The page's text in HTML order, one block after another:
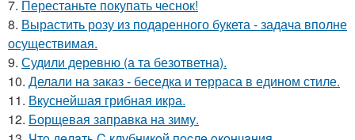
7. Перестаньте покупать чеснок!
8. Вырастить розу из подаренного букета - задача вполне
осуществимая.
9. Судили деревню (а та безответна).
10. Делали на заказ - беседка и терраса в едином стиле.
11. Вкуснейшая грибная икра.
12. Борщевая заправка на зиму.